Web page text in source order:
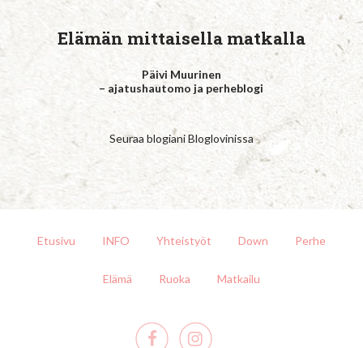
Elämän mittaisella matkalla
Päivi Muurinen
– ajatushautomo ja perheblogi
Seuraa blogiani Bloglovinissa
Etusivu INFO Yhteistyöt Down Perhe
Elämä Ruoka Matkailu